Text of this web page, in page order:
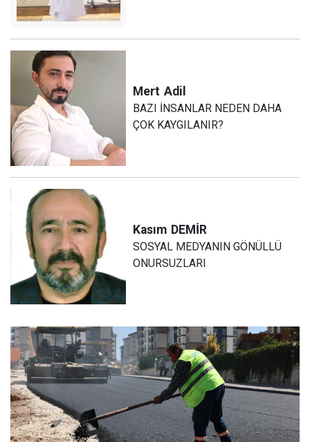
Mert Adil
BAZI İNSANLAR NEDEN DAHA
ÇOK KAYGILANIR?
Kasım DEMİR
SOSYAL MEDYANIN GÖNÜLLÜ
ONURSUZLARI